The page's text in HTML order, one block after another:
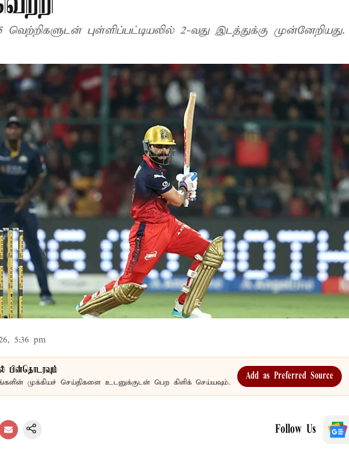
புள்ளிப்பட்டியலில் 2-வது இடத்துக்கு முன்னேறியது.
5:36 pm
பின்தொடரவும்
முக்கியச் செய்திகளை உடனுக்குடன் பெற கிளிக் செய்யவும்.
Add as Preferred Source
Follow Us